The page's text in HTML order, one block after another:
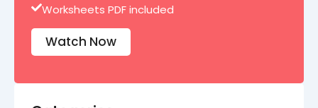
Worksheets PDF included
Watch Now